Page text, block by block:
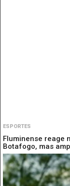
ESPORTES
Fluminense reage
Botafogo, mas